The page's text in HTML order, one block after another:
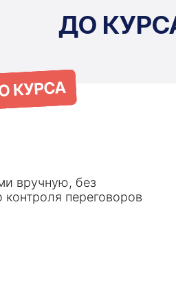
вручную, без
контроля переговоров
ДО